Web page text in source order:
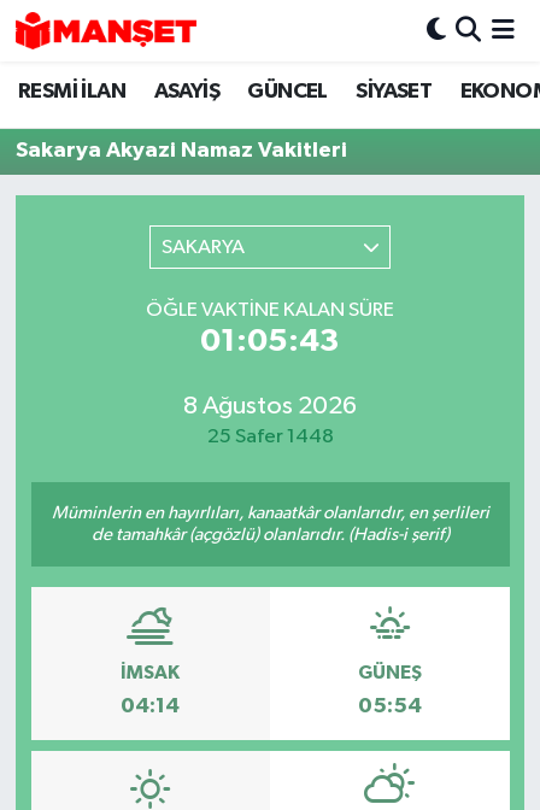
RESMİ İLAN ASAYİŞ GÜNCEL SİYASET
Sakarya Akyazi Namaz Vakitleri
SAKARYA
ÖĞLE VAKTINE KALAN SÜRE
01:05:43
8 Ağustos 2026
25 Safer 1448
Müminlerin en hayırlıları, kanaatkâr olanlarıdır, en şerlileri
de tamahkâr (açgözlü) olanlarıdır. (Hadis-i şerif)
İMSAK
04:14
GÜNEŞ
05:54
Hava Durumu
Trafik Durumu
Tüm Manşetler
Son Dakika Haberleri